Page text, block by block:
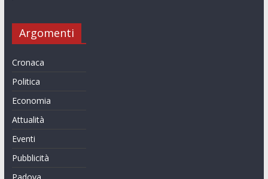
Argomenti
Cronaca
Politica
Economia
Attualità
Eventi
Pubblicità